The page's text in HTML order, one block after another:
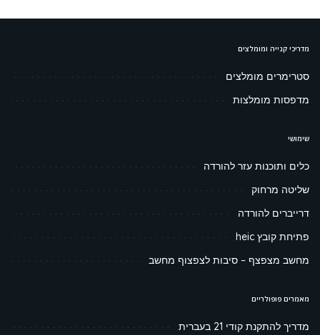
מדריכי קנייה ומומלצים
סטרימרים מומלצים
מדפסות מומלצות
שימושי
כלים ותוכנות עזר להורדה
שליטה מרחוק
דרייברים להורדה
פתיחת קובץ heic
מחשב מצפצף – סיבות לצפצוף מחשב
מאמרים פופולריים
מדריך להתקנת קודי 21 בעברית